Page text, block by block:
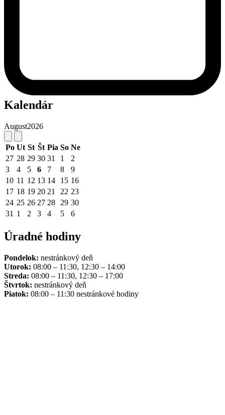
Kalendár
August2026
Po Ut St Št Pia So Ne
27 28 29 30 31 1
2
3
4 5 6 7 8
9
10 11 12 13 14 15 16
17 18 19 20 21 22 23
24 25 26 27 28 29 30
31 1 2 3 4 5 6
Úradné hodiny
Pondelok: nestránkový deň
Utorok: 08:00 – 11:30, 12:30 – 14:00
Streda: 08:00 – 11:30, 12:30 – 17:00
Štvrtok: nestránkový deň
Piatok: 08:00 – 11:30 nestránkové hodiny